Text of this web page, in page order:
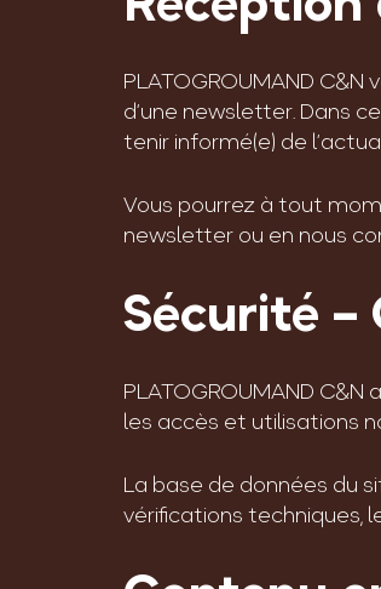
PLATOGROUMAND
d’une newsletter. Dans
tenir informé(e) de
Vous pourrez à tout
newsletter ou en nous
Sécurité
PLATOGROUMAND
les accès et utilisations
La base de données du
vérifications techniques,